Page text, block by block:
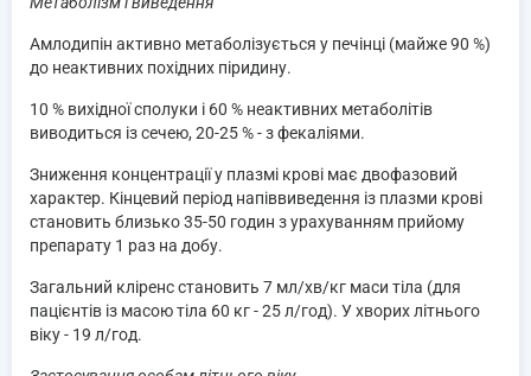
Амлодипін активно метаболізується у печінці (майже 90 %)
до неактивних похідних піридину.
10 % вихідної сполуки і 60 % неактивних метаболітів
виводиться із сечею, 20-25 % - з фекаліями.
Зниження концентрації у плазмі крові має двофазовий
характер. Кінцевий період напіввиведення із плазми крові
становить близько 35-50 годин з урахуванням прийому
препарату 1 раз на добу.
Загальний кліренс становить 7 мл/хв/кг маси тіла (для
пацієнтів із масою тіла 60 кг - 25 л/год). У хворих літнього
віку - 19 л/год.